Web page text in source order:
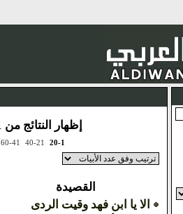
إظهار النتائج من 1 الى 20 من مجموع 133798
20-1
40-21
60-41
القصيدة
الا يا ابن فهد وقيت الردى